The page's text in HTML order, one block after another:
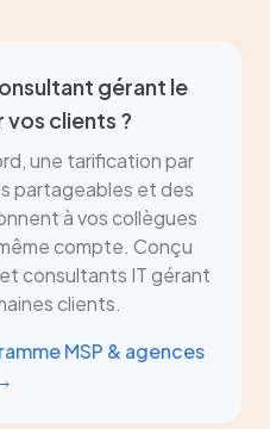
gérant le
vos clients ?
une tarification par
partageables et des
à vos collègues
compte. Conçu
consultants IT gérant
clients.
MSP & agences